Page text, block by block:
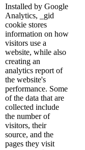
Installed by Google
Analytics, _gid
cookie stores
information on how
visitors use a
website, while also
creating an
analytics report of
the website's
performance. Some
of the data that are
collected include
the number of
visitors, their
source, and the
pages they visit